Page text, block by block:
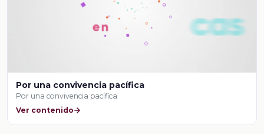
Por una convivencia pacífica
Por una convivencia pacífica
Ver contenido